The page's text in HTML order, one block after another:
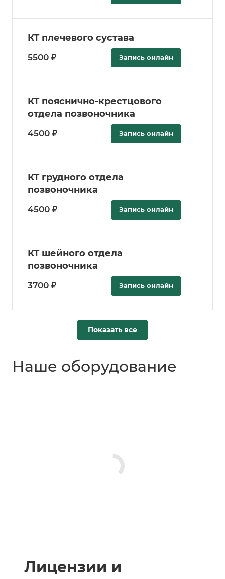
КТ плечевого сустава
5500 ₽ Запись онлайн
КТ пояснично-крестцового
отдела позвоночника
4500 ₽ Запись онлайн
КТ грудного отдела
позвоночника
4500 ₽ Запись онлайн
КТ шейного отдела
позвоночника
3700 ₽ Запись онлайн
Показать все
Наше оборудование
Лицензии и